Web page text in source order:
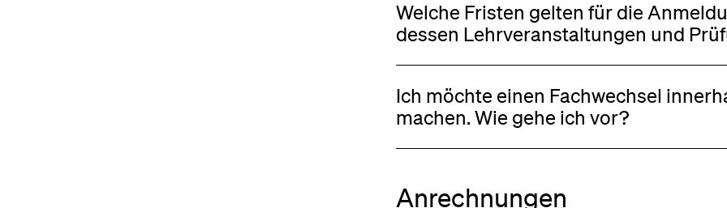
Welche Fristen gelten für die
dessen
Ich möchte einen Fachwechsel
machen. Wie gehe ich vor?
Anrechnungen